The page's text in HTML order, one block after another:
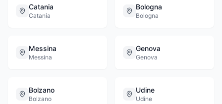
Catania
Catania
Bologna
Bologna
Messina
Messina
Genova
Genova
Bolzano
Bolzano
Udine
Udine